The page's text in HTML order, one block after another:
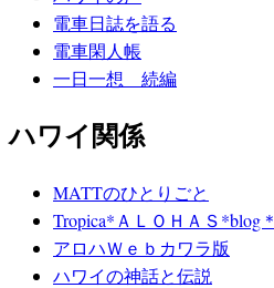
電車日誌を語る
電車閑人帳
一日一想 続編
ハワイ関係
MATTのひとりごと
Tropica*ＡＬＯＨＡＳ*blog＊
アロハＷｅｂカワラ版
ハワイの神話と伝説